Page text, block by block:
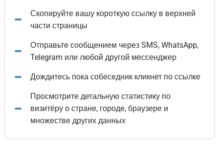
Скопируйте вашу короткую ссылку в верхней
части страницы
Отправьте сообщением через SMS, WhatsApp,
Telegram или любой другой мессенджер
Дождитесь пока собеседник кликнет по ссылке
Просмотрите детальную статистику по
визитёру о стране, городе, браузере и
множестве других данных